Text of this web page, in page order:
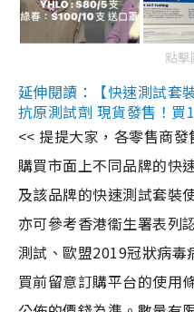
點
延伸閱讀：【快速測試套
抗原測試劑 現貨發售！買
<< 提提大家，各零售商發
購買市面上不同品牌的快
及該品牌的快速測試套裝
亦可參考香港衞生署表列
測試、歐盟2019冠狀病毒
買前留意訂購平台的使用